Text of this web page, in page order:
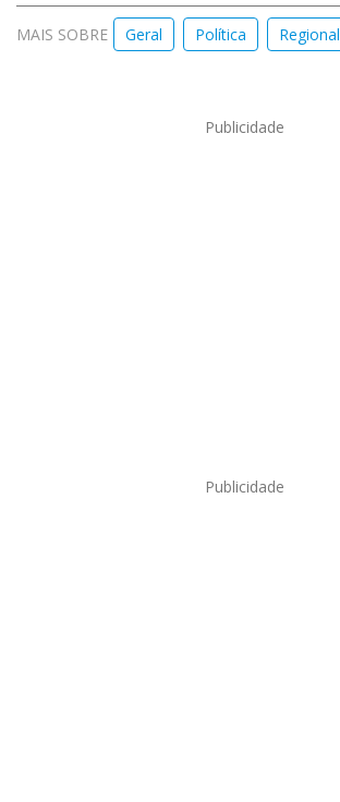
MAIS SOBRE Geral Política Regional
Publicidade
Publicidade